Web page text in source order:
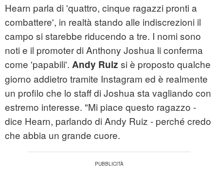
Hearn parla di 'quattro, cinque ragazzi pronti a
combattere', in realtà stando alle indiscrezioni il
campo si starebbe riducendo a tre. I nomi sono
noti e il promoter di Anthony Joshua li conferma
come 'papabili'. Andy Ruiz si è proposto qualche
giorno addietro tramite Instagram ed è realmente
un profilo che lo staff di Joshua sta vagliando con
estremo interesse. "Mi piace questo ragazzo -
dice Hearn, parlando di Andy Ruiz - perché credo
che abbia un grande cuore.